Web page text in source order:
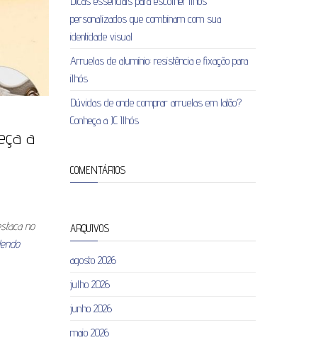
a
no
personalizados que combinam com sua
identidade visual
Arruelas de alumínio: resistência e fixação para
ilhós
Dúvidas de onde comprar arruelas em latão?
Conheça a JC Ilhós
COMENTÁRIOS
ARQUIVOS
agosto 2026
julho 2026
junho 2026
maio 2026